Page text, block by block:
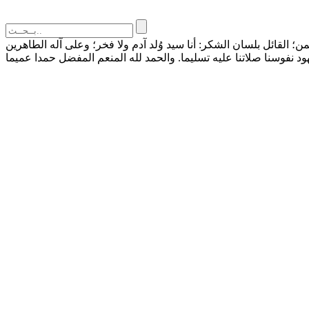
بلسان الشكر: أنا سيد وُلد آدم ولا فخر؛ وعلى آله الطاهرين